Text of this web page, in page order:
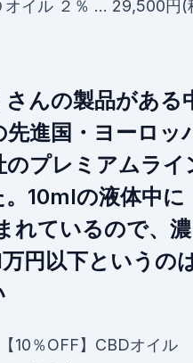
オイル ２％ … 29,500円(
んの製品がある
進国・ヨーロッ
プレミアムライ
10mlの液体中に
れているので、濃
円以下というの
10％OFF】CBDオイル